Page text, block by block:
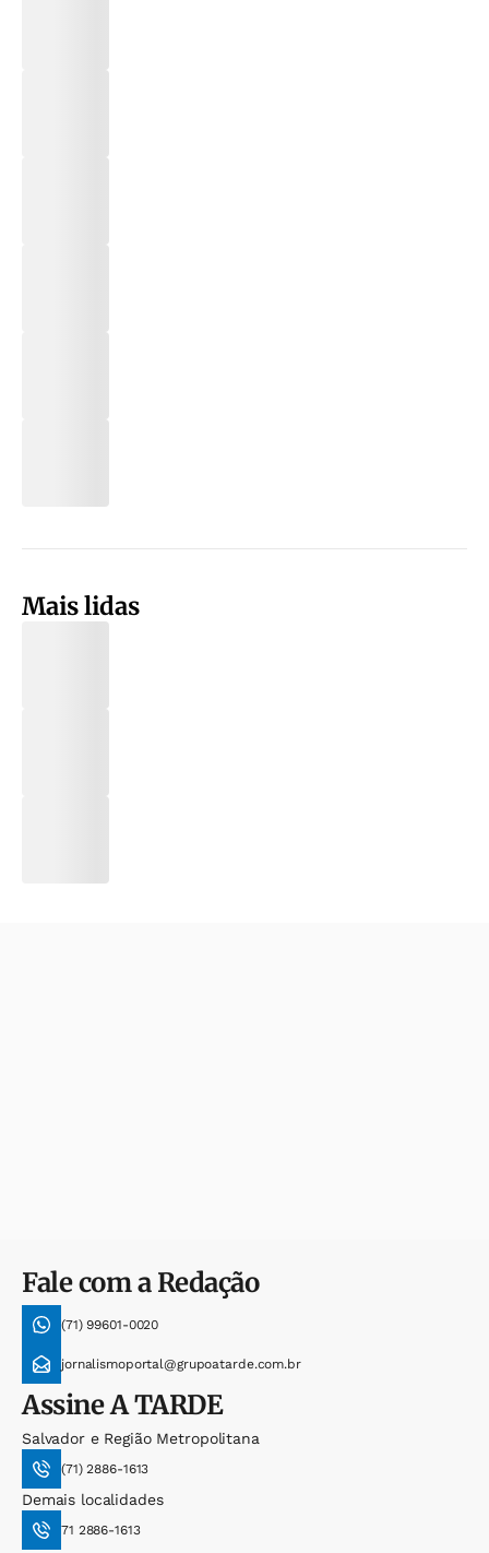
Mais lidas
Fale com a Redação
(71) 99601-0020
jornalismoportal@grupoatarde.com.br
AssineA TARDE
Salvador e Região Metropolitana
(71) 2886-1613
Demais localidades
71 2886-1613